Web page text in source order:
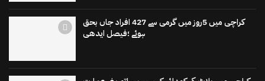
کراچی میں 5روز میں گرمی سے 427 افراد جاں بحق
ہوئے ؛فیصل ایدھی